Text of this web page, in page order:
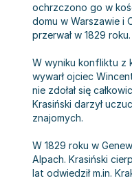
ochrzczono go w
domu w Warszawie i
przerwał w 1829 roku.
W wyniku konfliktu z
wywarł ojciec
nie zdołał się
Krasiński darzył
znajomych.
W 1829 roku w
Alpach. Krasiński
lat odwiedził m.in.